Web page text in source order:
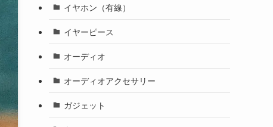
イヤホン（有線）
イヤーピース
オーディオ
オーディオアクセサリー
ガジェット